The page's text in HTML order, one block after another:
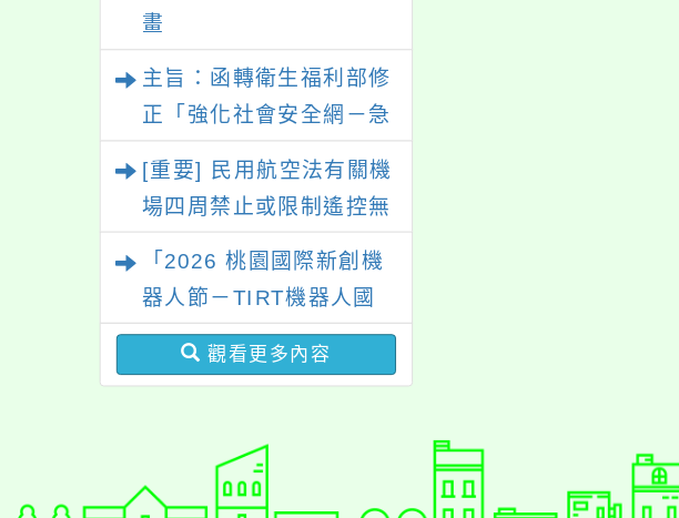
畫
主旨：函轉衛生福利部修
正「強化社會安全網－急
請參考運用，請查照。
[重要] 民用航空法有關機
場四周禁止或限制遙控無
「2026 桃園國際新創機
器人節－TIRT機器人國
際賽」活動資訊
觀看更多內容